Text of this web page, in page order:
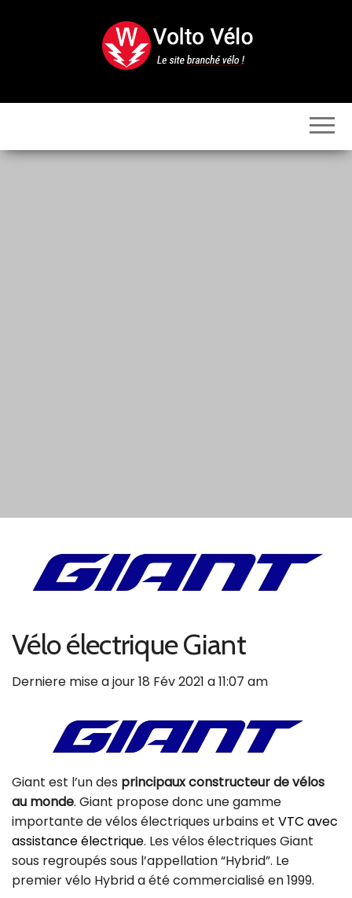
Vélo électrique Giant
Derniere mise a jour 18 Fév 2021 a 11:07 am
Giant est l’un des principaux constructeur de vélos
au monde. Giant propose donc une gamme
importante de vélos électriques urbains et VTC avec
assistance électrique. Les vélos électriques Giant
sous regroupés sous l’appellation “Hybrid”. Le
premier vélo Hybrid a été commercialisé en 1999.